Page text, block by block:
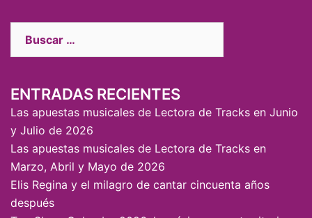
ENTRADAS RECIENTES
Las apuestas musicales de Lectora de Tracks en Junio
y Julio de 2026
Las apuestas musicales de Lectora de Tracks en
Marzo, Abril y Mayo de 2026
Elis Regina y el milagro de cantar cincuenta años
después